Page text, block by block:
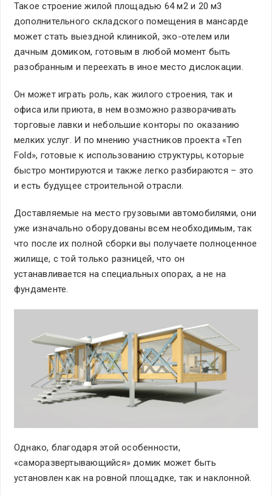
Такое строение жилой площадью 64 м2 и 20 м3
дополнительного складского помещения в мансарде
может стать выездной клиникой, эко-отелем или
дачным домиком, готовым в любой момент быть
разобранным и переехать в иное место дислокации.
Он может играть роль, как жилого строения, так и
офиса или приюта, в нем возможно разворачивать
торговые лавки и небольшие конторы по оказанию
мелких услуг. И по мнению участников проекта «Ten
Fold», готовые к использованию структуры, которые
быстро монтируются и также легко разбираются – это
и есть будущее строительной отрасли.
Доставляемые на место грузовыми автомобилями, они
уже изначально оборудованы всем необходимым, так
что после их полной сборки вы получаете полноценное
жилище, с той только разницей, что он
устанавливается на специальных опорах, а не на
фундаменте.
Однако, благодаря этой особенности,
«саморазвертывающийся» домик может быть
установлен как на ровной площадке, так и наклонной.